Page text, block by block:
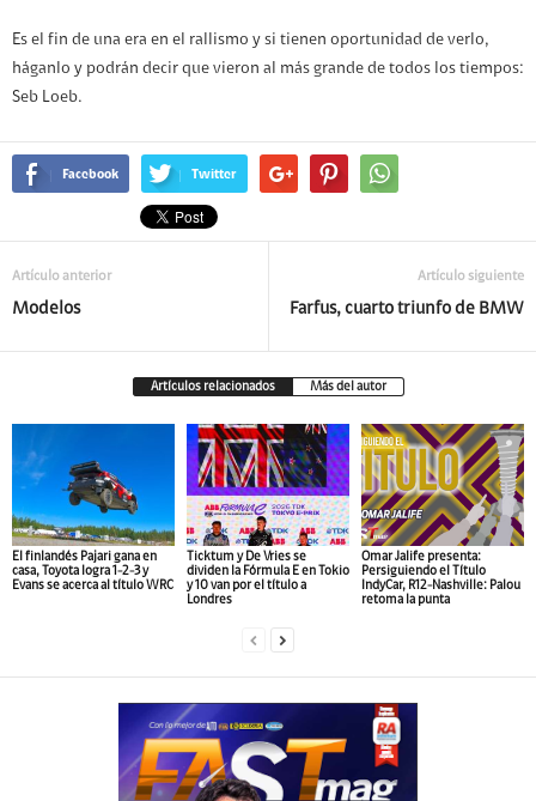
Es el fin de una era en el rallismo y si tienen oportunidad de verlo,
háganlo y podrán decir que vieron al más grande de todos los tiempos:
Seb Loeb.
Facebook Twitter
Artículo anterior
Modelos
Artículo siguiente
Farfus, cuarto triunfo de BMW
Artículos relacionados Más del autor
El finlandés Pajari gana en
casa, Toyota logra 1-2-3 y
Evans se acerca al título WRC
Ticktum y De Vries se
dividen la Fórmula E en Tokio
y 10 van por el título a
Londres
Omar Jalife presenta:
Persiguiendo el Título
IndyCar, R12-Nashville: Palou
retoma la punta